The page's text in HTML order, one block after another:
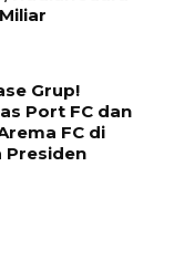
Grup!
Port FC dan
FC di
Presiden